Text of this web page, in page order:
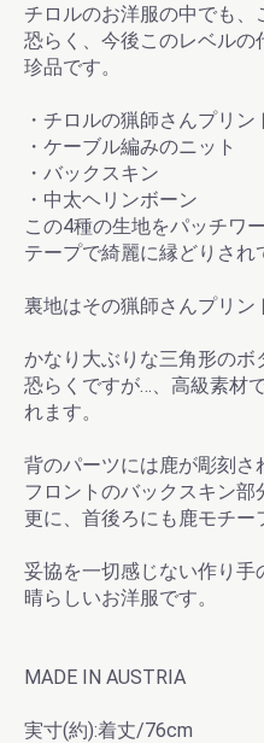
お買い物を続ける
チロルのお洋服の中でも、
恐らく、今後このレベルの
珍品です。
・チロルの猟師さんプリン
・ケーブル編みのニット
・バックスキン
・中太ヘリンボーン
この4種の生地をパッチワ
テープで綺麗に縁どりされ
裏地はその猟師さんプリン
かなり大ぶりな三角形のボ
恐らくですが…、高級素材
れます。
背のパーツには鹿が彫刻さ
フロントのバックスキン部
更に、首後ろにも鹿モチー
妥協を一切感じない作り
晴らしいお洋服です。
MADE IN AUSTRIA
実寸(約):着丈/76cm